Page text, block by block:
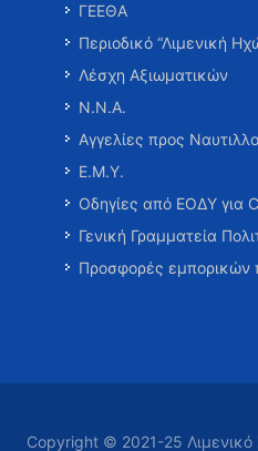
ΓΕΕΘΑ
Περιοδικό “Λιμενική
Λέσχη Αξιωματικών
Ν.Ν.Α.
Αγγελίες προς
Ε.Μ.Υ.
Οδηγίες από ΕΟΔΥ για
Γενική Γραμματεία
Προσφορές εμπορικών
Copyright © 2021-25